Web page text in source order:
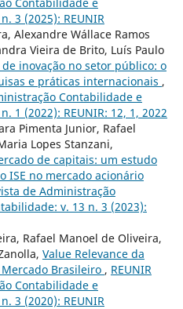
3 (2025): REUNIR
Alexandre Wállace Ramos
Vieira de Brito, Luís Paulo
inovação no setor público: o
e práticas internacionais ,
Contabilidade e
1 (2022): REUNIR: 12, 1, 2022
Pimenta Junior, Rafael
Lopes Stanzani,
de capitais: um estudo
ISE no mercado acionário
de Administração
v. 13 n. 3 (2023):
Rafael Manoel de Oliveira,
Value Relevance da
Brasileiro , REUNIR
Contabilidade e
3 (2020): REUNIR